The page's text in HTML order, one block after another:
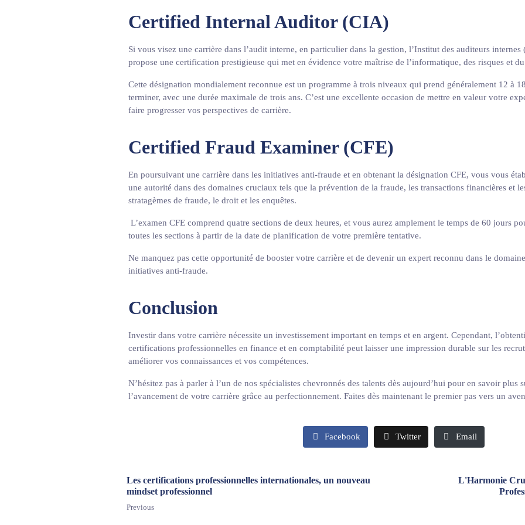
Certified Internal Auditor (CIA)
Si vous visez une carrière dans l’audit interne, en particulier dans la gestion, l’Institut des auditeurs
propose une certification prestigieuse qui met en évidence votre maîtrise de l’informatique, des risques et
Cette désignation mondialement reconnue est un programme à trois niveaux qui prend généralement 12 à
terminer, avec une durée maximale de trois ans. C’est une excellente occasion de mettre en valeur votre
faire progresser vos perspectives de carrière.
Certified Fraud Examiner (CFE)
En poursuivant une carrière dans les initiatives anti-fraude et en obtenant la désignation CFE, vous vous
une autorité dans des domaines cruciaux tels que la prévention de la fraude, les transactions financières et
stratagèmes de fraude, le droit et les enquêtes.
L’examen CFE comprend quatre sections de deux heures, et vous aurez amplement le temps de 60 jours
toutes les sections à partir de la date de planification de votre première tentative.
Ne manquez pas cette opportunité de booster votre carrière et de devenir un expert reconnu dans le
initiatives anti-fraude.
Conclusion
Investir dans votre carrière nécessite un investissement important en temps et en argent. Cependant,
certifications professionnelles en finance et en comptabilité peut laisser une impression durable sur les
améliorer vos connaissances et vos compétences.
N’hésitez pas à parler à l’un de nos spécialistes chevronnés des talents dès aujourd’hui pour en savoir plus
l’avancement de votre carrière grâce au perfectionnement. Faites dès maintenant le premier pas vers un
Facebook Twitter Email
Les certifications professionnelles internationales, un nouveau
mindset professionnel
Previous
L'Harmonie